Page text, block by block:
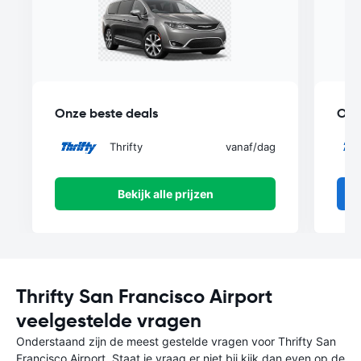
Onze beste deals
Thrifty vanaf/dag
Bekijk alle prijzen
Thrifty San Francisco Airport
veelgestelde vragen
Onderstaand zijn de meest gestelde vragen voor Thrifty San
Francisco Airport. Staat je vraag er niet bij kijk dan even op de